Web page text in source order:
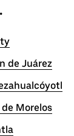
de Juárez
Morelos